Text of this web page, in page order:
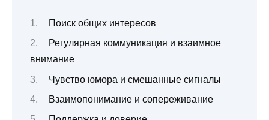
Поиск общих интересов
Регулярная коммуникация и взаимное
внимание
Чувство юмора и смешанные сигналы
Взаимопонимание и сопереживание